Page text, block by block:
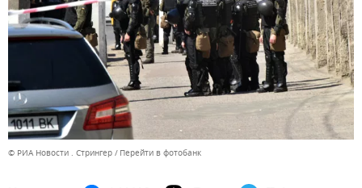
© РИА Новости . Стрингер Перейти в фотобанк